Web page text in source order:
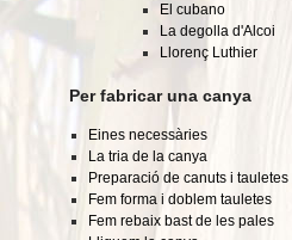
El cubano
La degolla d'Alcoi
Llorenç Luthier
Per fabricar una canya
Eines necessàries
La tria de la canya
Preparació de canuts i tauletes
Fem forma i doblem tauletes
Fem rebaix bast de les pales